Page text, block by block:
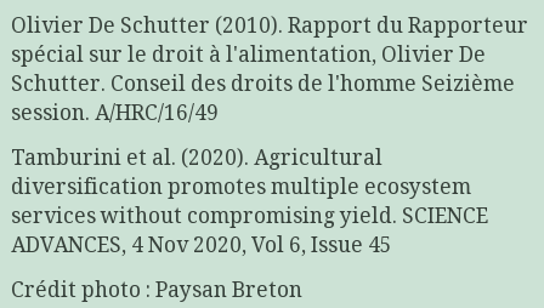
Olivier De Schutter (2010). Rapport du Rapporteur
spécial sur le droit à l'alimentation, Olivier De
Schutter. Conseil des droits de l'homme Seizième
session. A/HRC/16/49
Tamburini et al. (2020). Agricultural
diversification promotes multiple ecosystem
services without compromising yield. SCIENCE
ADVANCES, 4 Nov 2020, Vol 6, Issue 45
Crédit photo : Paysan Breton